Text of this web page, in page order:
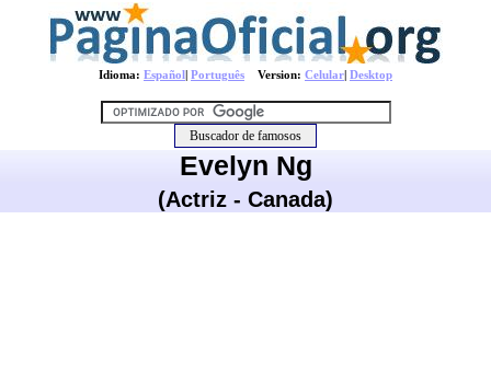
Idioma: Español| Português Version: Celular| Desktop
Evelyn Ng
(Actriz - Canada)